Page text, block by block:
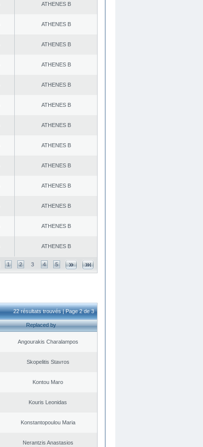
ATHENES Β
ATHENES Β
ATHENES Β
ATHENES Β
ATHENES Β
ATHENES Β
ATHENES Β
ATHENES Β
ATHENES Β
ATHENES Β
ATHENES Β
ATHENES Β
ATHENES Β
1 2 3 4 5
22 résultats trouvés | Page 2 de 3
Replaced by
Angourakis Charalampos
Skopelitis Stavros
Kontou Maro
Kouris Leonidas
Konstantopoulou Maria
Nerantzis Anastasios